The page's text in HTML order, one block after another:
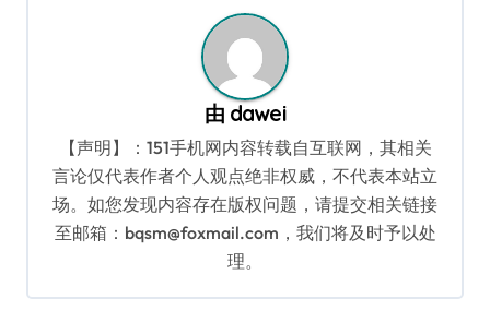
由 dawei
【声明】：151手机网内容转载自互联网，其相关
言论仅代表作者个人观点绝非权威，不代表本站立
场。如您发现内容存在版权问题，请提交相关链接
至邮箱：bqsm@foxmail.com，我们将及时予以处
理。